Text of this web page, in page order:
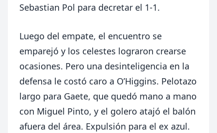
Sebastian Pol para decretar el 1-1.
Luego del empate, el encuentro se
emparejó y los celestes lograron crearse
ocasiones. Pero una desinteligencia en la
defensa le costó caro a O’Higgins. Pelotazo
largo para Gaete, que quedó mano a mano
con Miguel Pinto, y el golero atajó el balón
afuera del área. Expulsión para el ex azul.